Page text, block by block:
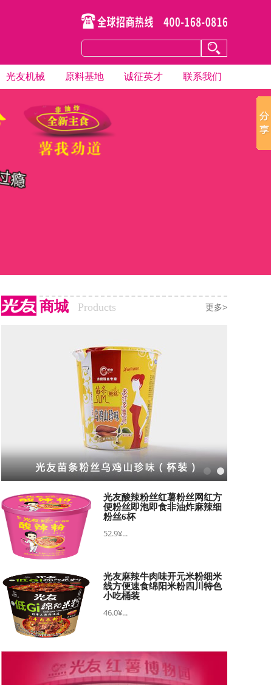
光友机械 原料基地 诚征英才 联系我们
商城 Products 更多>
光友酸辣粉丝红薯粉丝网红方
便粉丝即泡即食非油炸麻辣细
粉丝6杯
52.9¥...
光友麻辣牛肉味开元米粉细米
线方便速食绵阳米粉四川特色
小吃桶装
46.0¥...